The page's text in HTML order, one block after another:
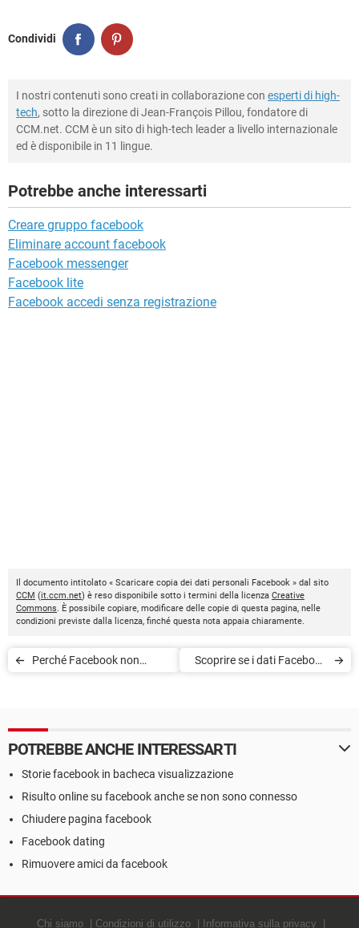
Condividi
I nostri contenuti sono creati in collaborazione con esperti di high-
tech, sotto la direzione di Jean-François Pillou, fondatore di
CCM.net. CCM è un sito di high-tech leader a livello internazionale
ed è disponibile in 11 lingue.
Potrebbe anche interessarti
Creare gruppo facebook
Eliminare account facebook
Facebook messenger
Facebook lite
Facebook accedi senza registrazione
Il documento intitolato « Scaricare copia dei dati personali Facebook » dal sito
CCM (it.ccm.net) è reso disponibile sotto i termini della licenza Creative
Commons . È possibile copiare, modificare delle copie di questa pagina, nelle
condizioni previste dalla licenza, finché questa nota appaia chiaramente.
Perché Facebook non
Scoprire se i dati Facebook
POTREBBE ANCHE INTERESSARTI
Storie facebook in bacheca visualizzazione
Risulto online su facebook anche se non sono connesso
Chiudere pagina facebook
Facebook dating
Rimuovere amici da facebook
Chi siamo Condizioni di utilizzo Informativa sulla privacy